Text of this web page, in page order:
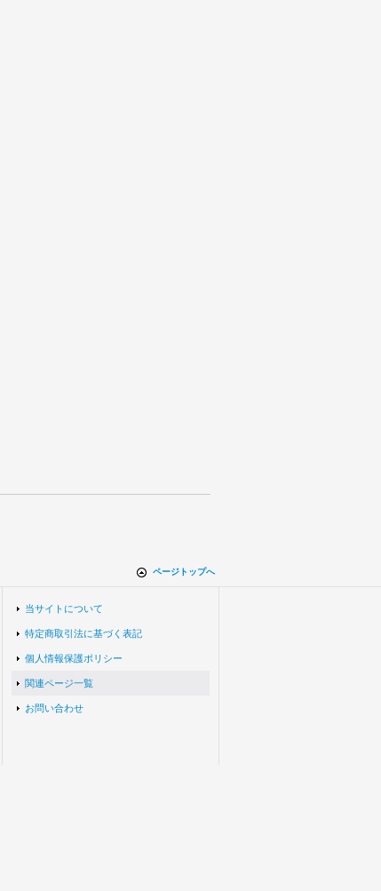
ページトップへ
当サイトについて
特定商取引法に基づく表記
個人情報保護ポリシー
関連ページ一覧
お問い合わせ